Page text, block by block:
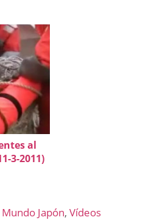
al
3-2011)
Mundo Japón,Vídeos